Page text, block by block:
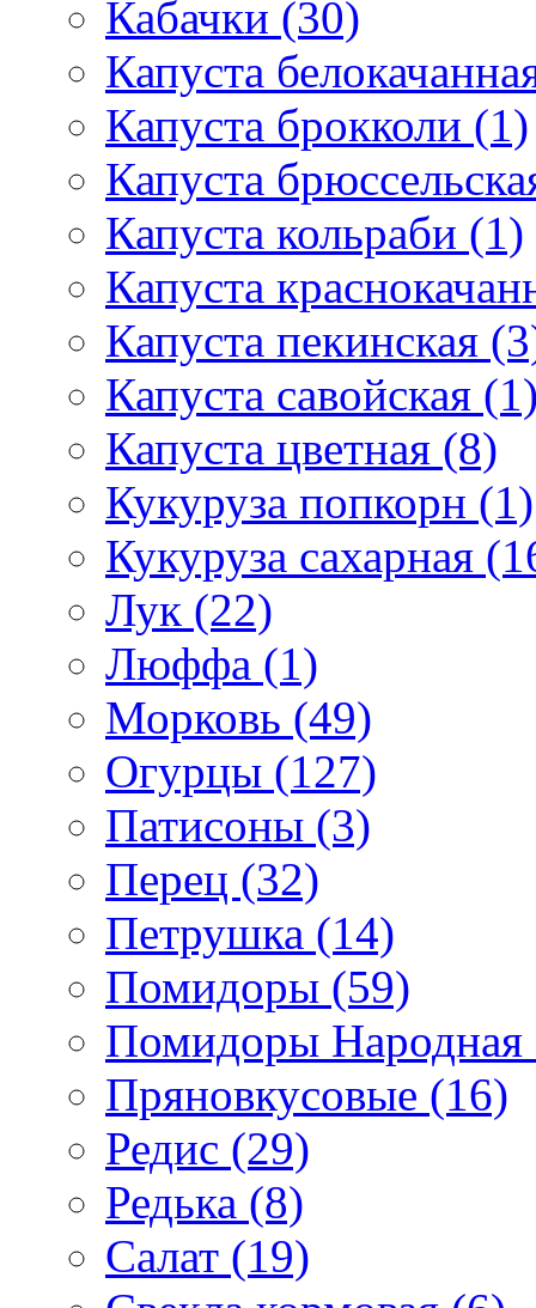
Кабачки (30)
Капуста
Капуста брокколи (1)
Капуста
Капуста кольраби (1)
Капуста
Капуста пекинская
Капуста савойская
Капуста цветная (8)
Кукуруза попкорн (1)
Кукуруза сахарная
Лук (22)
Люффа (1)
Морковь (49)
Огурцы (127)
Патисоны (3)
Перец (32)
Петрушка (14)
Помидоры (59)
Помидоры Народная
Пряновкусовые (16)
Редис (29)
Редька (8)
Салат (19)